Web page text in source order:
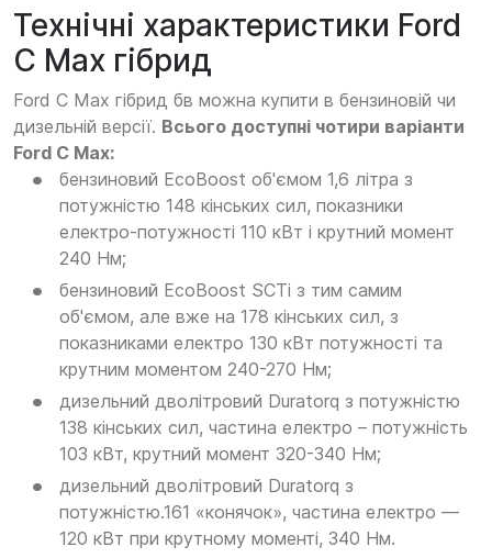
Технічні характеристики Ford
C Max гібрид
Ford C Max гібрид бв можна купити в бензиновій чи
дизельній версії. Всього доступні чотири варіанти
Ford C Max:
бензиновий EcoBoost об'ємом 1,6 літра з
потужністю 148 кінських сил, показники
електро-потужності 110 кВт і крутний момент
240 Нм;
бензиновий EcoBoost SCTi з тим самим
об'ємом, але вже на 178 кінських сил, з
показниками електро 130 кВт потужності та
крутним моментом 240-270 Нм;
дизельний дволітровий Duratorq з потужністю
138 кінських сил, частина електро – потужність
103 кВт, крутний момент 320-340 Нм;
дизельний дволітровий Duratorq з
потужністю.161 «конячок», частина електро —
120 кВт при крутному моменті, 340 Нм.